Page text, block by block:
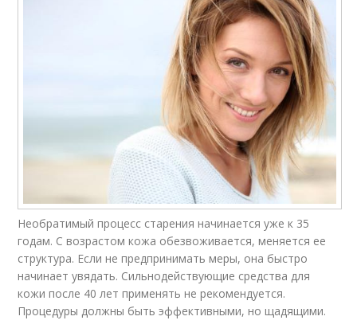
Необратимый процесс старения начинается уже к 35
годам. С возрастом кожа обезвоживается, меняется ее
структура. Если не предпринимать меры, она быстро
начинает увядать. Сильнодействующие средства для
кожи после 40 лет применять не рекомендуется.
Процедуры должны быть эффективными, но щадящими.